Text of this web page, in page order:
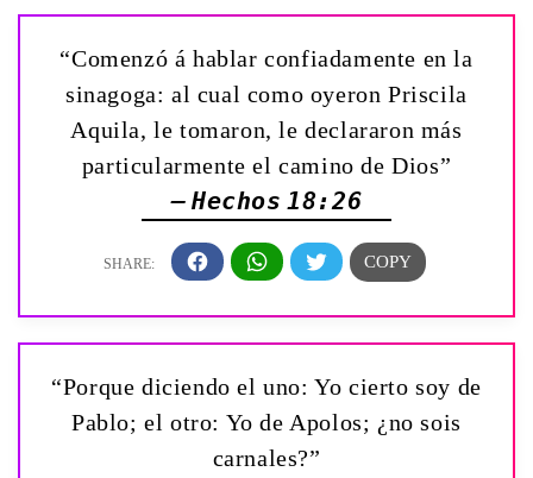
“Comenzó á hablar confiadamente en la
sinagoga: al cual como oyeron Priscila
Aquila, le tomaron, le declararon más
particularmente el camino de Dios”
— Hechos 18:26
“Porque diciendo el uno: Yo cierto soy de
Pablo; el otro: Yo de Apolos; ¿no sois
carnales?”